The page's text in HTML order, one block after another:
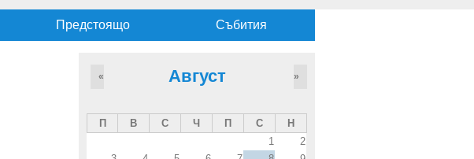
Предстоящо Събития
Август
« »
П В С Ч П С
Н
1
2